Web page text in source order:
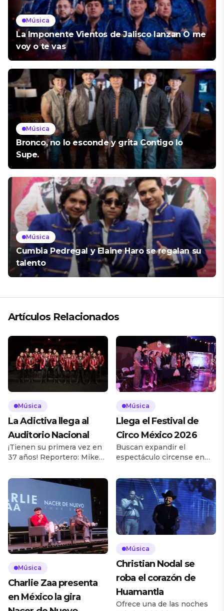
Música
La Imponente Vientos de Jalisco lanzan O me
voy o te vas
Música
Bronco, no lo esconde y grita Contigo lo
Supe.
Música
Cumbia Pedregal y Elaine Haro se regalan su
talento
Artículos Relacionados
Música
La Adictiva llega al
Auditorio Nacional
¡Tienen su primera vez en
37 años! Reportero: Mike
Almazán La Adictiva
escribirá, quizá el capítulo
más importante en su
carrera hasta el momento,
pisar el escenario del
Auditorio Nacional en un
concierto que hará historia;
la emoción es mucha para
37 años de carrera, llegarán
[…]
Música
Llega el Festival de
Circo México 2026
Buscan expandir el
espectáculo circense en
Neria – cámara: Santiago
Servín El Festival de Circo
México 2026 presentó los
detalles de su próxima
edición en rueda de prensa
realizada en Tlalnepantla,
Estado de México; ahí
organizadores y artistas
programa que reunirá 24
actos y más de 60 artistas
provenientes […]
Música
Charlie Zaa presenta
en México la gira
Música
Christian Nodal se
roba el corazón de
Huamantla
Ofrece una de las noches